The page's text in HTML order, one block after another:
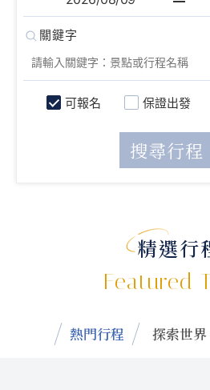
可報名 保證出發
精選行
Featured
熱門行程 探索世界